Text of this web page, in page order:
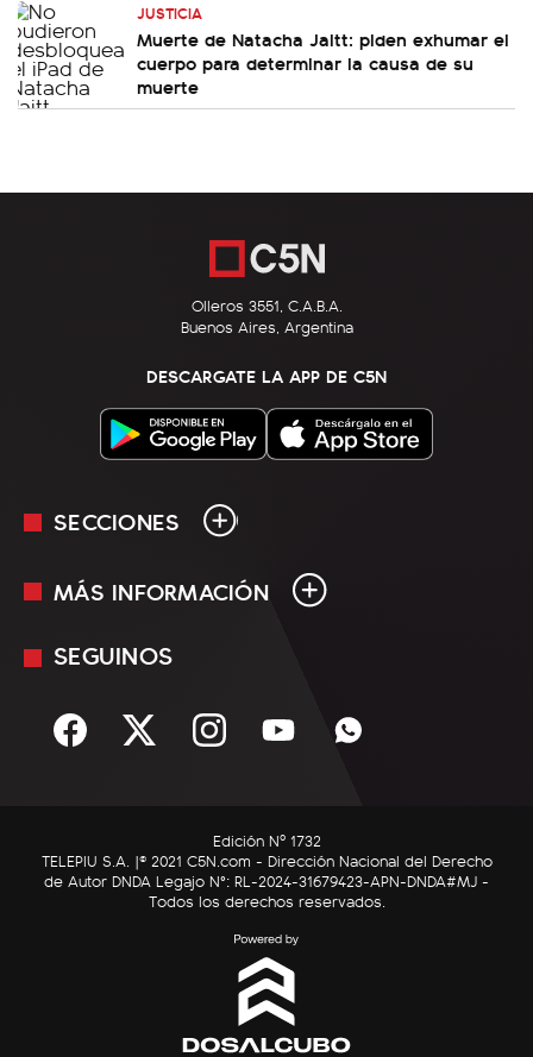
JUSTICIA
Muerte de Natacha Jaitt: piden exhumar el
cuerpo para determinar la causa de su
muerte
Olleros 3551, C.A.B.A.
Buenos Aires, Argentina
DESCARGATE LA APP DE C5N
SECCIONES
En Vivo
Sociedad
C5N Autos
RatingCero
MÁS INFORMACIÓN
Mediakit
Términos y condiciones
SEGUINOS
Edición Nº 1732
TELEPIU S.A. |© 2021 C5N.com - Dirección Nacional del Derecho
de Autor DNDA Legajo N°: RL-2024-31679423-APN-DNDA#MJ -
Todos los derechos reservados.